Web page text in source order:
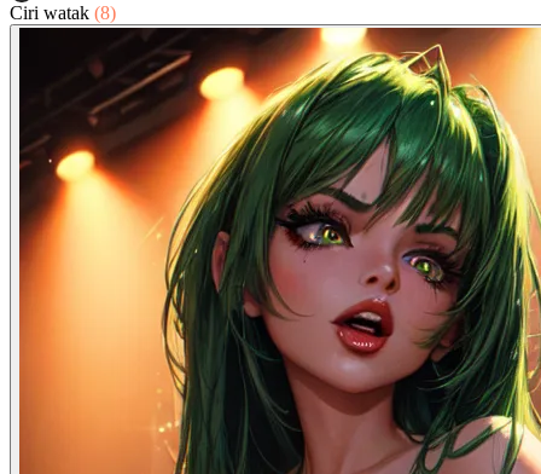
Ciri watak (8)